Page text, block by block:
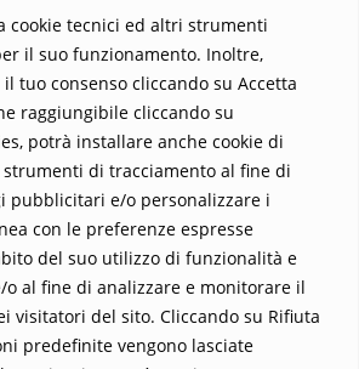
cookie tecnici ed altri strumenti
il suo funzionamento. Inoltre,
tuo consenso cliccando su Accetta
raggiungibile cliccando su
potrà installare anche cookie di
di tracciamento al fine di
pubblicitari e/o personalizzare i
con le preferenze espresse
del suo utilizzo di funzionalità e
o al fine di analizzare e monitorare il
visitatori del sito. Cliccando su Rifiuta
predefinite vengono lasciate
rendendo ogni pagina un’esperienza
perdere l’occasione di immergerti in
Acquista il libro e lascia che la
vita.
Home Contatti